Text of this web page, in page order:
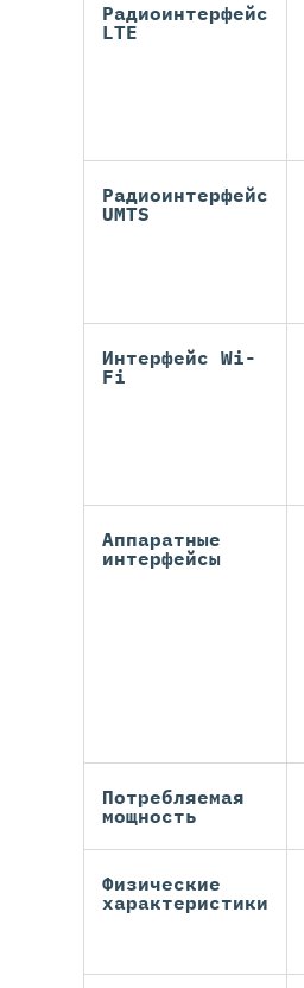
Радиоинтерфейс
LTE
Радиоинтерфейс
UMTS
Интерфейс Wi-
Fi
Аппаратные
интерфейсы
Потребляемая
мощность
Физические
характеристики